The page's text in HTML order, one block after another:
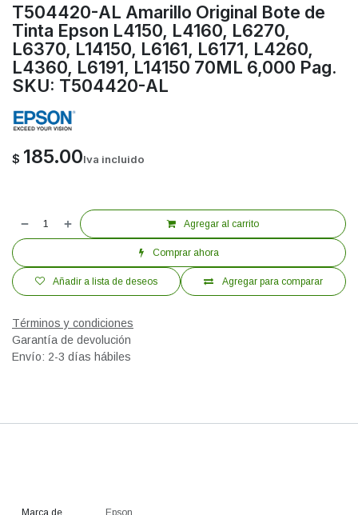
T504420-AL Amarillo Original Bote de
Tinta Epson L4150, L4160, L6270,
L6370, L14150, L6161, L6171, L4260,
L4360, L6191, L14150 70ML 6,000 Pag.
SKU: T504420-AL
$ 185.00Iva incluido
Agregar al carrito
Comprar ahora
Agregar para comparar
Añadir a lista de deseos
Términos y condiciones
Garantía de devolución
Envío: 2-3 días hábiles
Marca de
Epson